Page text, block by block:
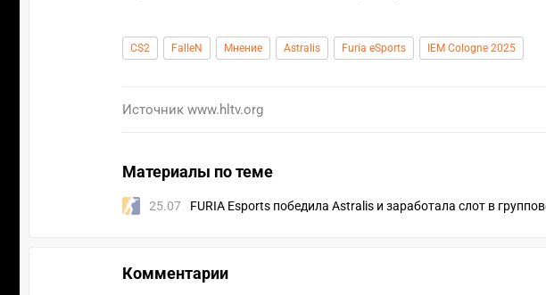
CS2 FalleN Мнение Astralis Furia eSports IEM Cologne 2025
Источник www.hltv.org
Материалы по теме
25.07 FURIA Esports победила Astralis и заработала слот в
Комментарии